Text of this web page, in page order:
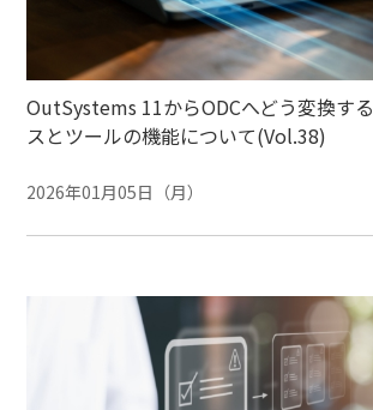
OutSystems 11からODCへどう変換す
スとツールの機能について(Vol.38)
2026年01月05日（月）